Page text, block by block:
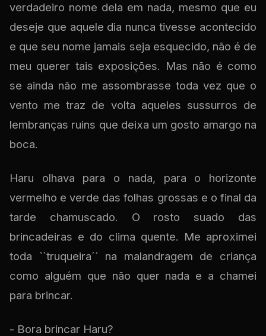
verdadeiro nome dela em nada, mesmo que eu
deseje que aquele dia nunca tivesse acontecido
e que seu nome jamais seja esquecido, não é de
meu querer tais exposições. Mas não é como
se ainda não me assombrasse toda vez que o
vento me traz de volta aqueles sussurros de
lembranças ruins que deixa um gosto amargo na
boca.
Haru olhava para o nada, para o horizonte
vermelho e verde das folhas grossas e o final da
tarde chamuscado. O rosto suado das
brincadeiras e do clima quente. Me aproximei
toda ``truqueira´´ na malandragem de criança
como alguém que não quer nada e a chamei
para brincar.
- Bora brincar Haru?